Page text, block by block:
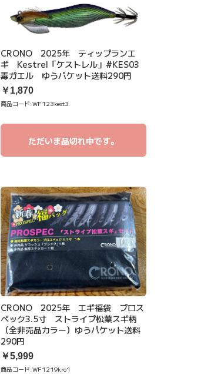
CRONO 2025年 ティップランエ
ギ Kestrel「ケストレル」#KES03
毒ガエル ゆうパケット送料290円
￥1,870
商品コード:WF123kest3
ただいま品切れ中です。
CRONO 2025年 エギ福袋 プロス
ペック3.5寸 ストライプ松葉スギ柄
（全非売品カラー）ゆうパケット送料
290円
￥5,999
商品コード:WF1219kro1